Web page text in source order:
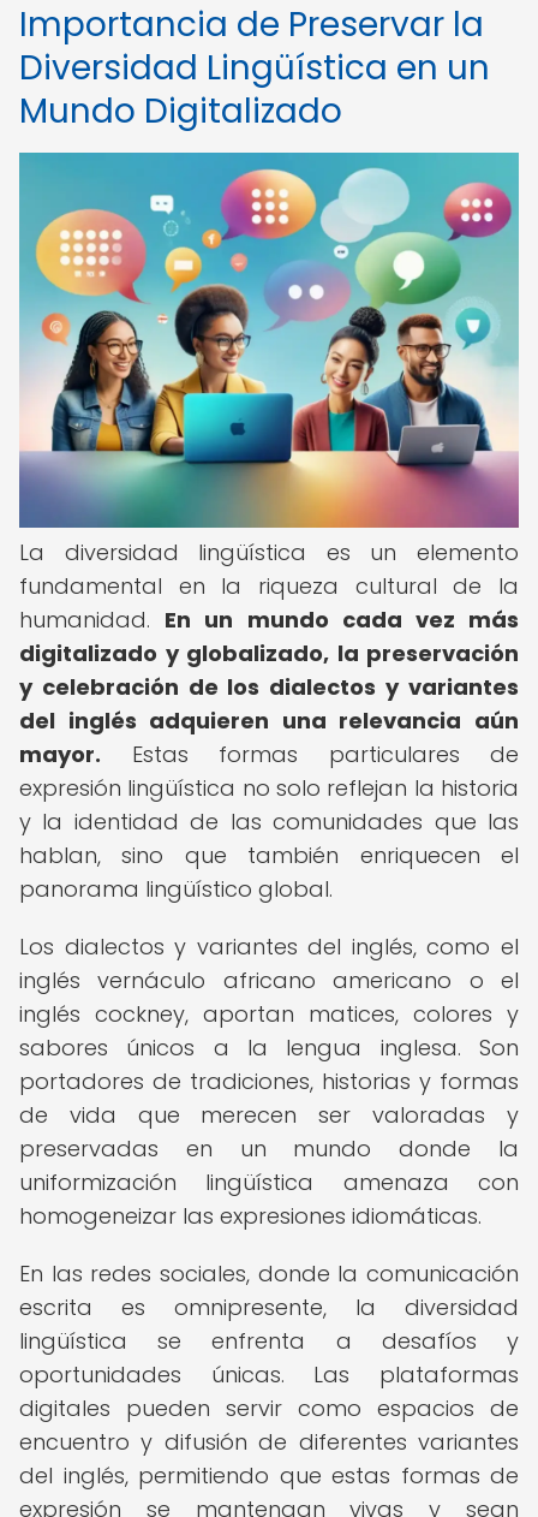
Importancia de Preservar la
Diversidad Lingüística en un
Mundo Digitalizado
La diversidad lingüística es un elemento
fundamental en la riqueza cultural de la
humanidad. En un mundo cada vez más
digitalizado y globalizado, la preservación
y celebración de los dialectos y variantes
del inglés adquieren una relevancia aún
mayor. Estas formas particulares de
expresión lingüística no solo reflejan la historia
y la identidad de las comunidades que las
hablan, sino que también enriquecen el
panorama lingüístico global.
Los dialectos y variantes del inglés, como el
inglés vernáculo africano americano o el
inglés cockney, aportan matices, colores y
sabores únicos a la lengua inglesa. Son
portadores de tradiciones, historias y formas
de vida que merecen ser valoradas y
preservadas en un mundo donde la
uniformización lingüística amenaza con
homogeneizar las expresiones idiomáticas.
En las redes sociales, donde la comunicación
escrita es omnipresente, la diversidad
lingüística se enfrenta a desafíos y
oportunidades únicas. Las plataformas
digitales pueden servir como espacios de
encuentro y difusión de diferentes variantes
del inglés, permitiendo que estas formas de
expresión se mantengan vivas y sean